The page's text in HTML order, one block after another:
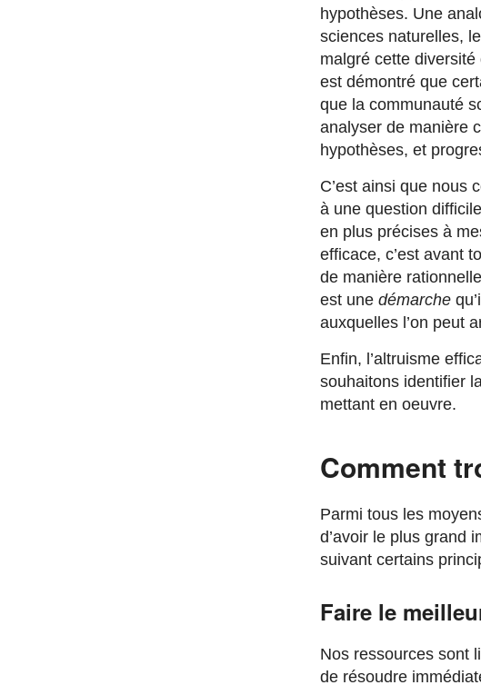
hypothèses. Une
sciences naturelles,
malgré cette
est démontré que
que la communauté
analyser de manière
hypothèses, et
C’est ainsi que nous
à une question
en plus précises à
efficace, c’est avant
de manière
est une démarche
auxquelles l’on peut
Enfin, l’altruisme
souhaitons identifier
mettant en oeuvre.
Comment
Parmi tous les
d’avoir le plus grand
suivant certains
Faire le
Nos ressources sont
de résoudre